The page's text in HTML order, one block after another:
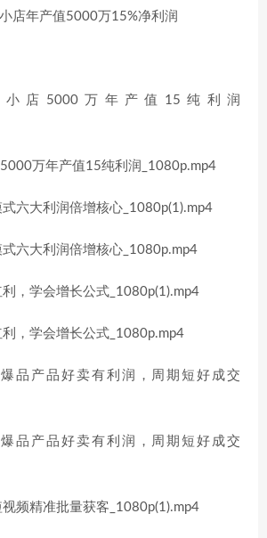
小店5000万年产值15纯利润
万年产值15纯利润_1080p.mp4
六大利润倍增核心_1080p(1).mp4
六大利润倍增核心_1080p.mp4
，学会增长公式_1080p(1).mp4
，学会增长公式_1080p.mp4
品产品好卖有利润，周期短好成交
品产品好卖有利润，周期短好成交
频精准批量获客_1080p(1).mp4